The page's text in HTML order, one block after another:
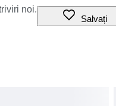
noi.
Salvați